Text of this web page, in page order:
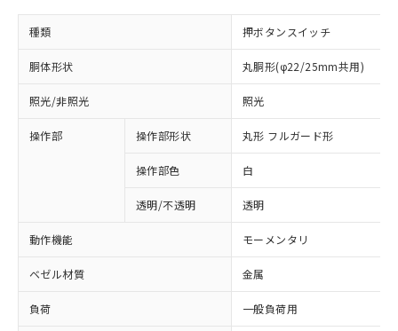
種類 押ボタンスイッチ
胴体形状 丸胴形(φ22/25mm共用)
照光/非照光 照光
操作部 操作部形状 丸形 フルガード形
操作部色 白
透明/不透明 透明
動作機能 モーメンタリ
ベゼル材質 金属
負荷 一般負荷用